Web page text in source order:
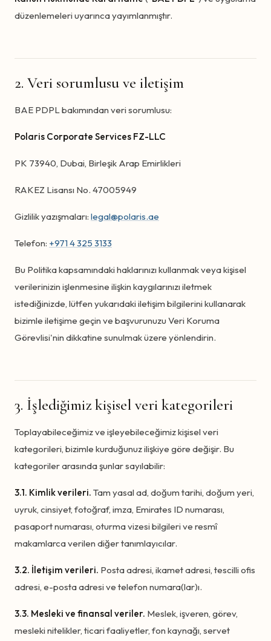
düzenlemeleri uyarınca yayımlanmıştır.
2. Veri sorumlusu ve iletişim
BAE PDPL bakımından veri sorumlusu:
Polaris Corporate Services FZ-LLC
PK 73940, Dubai, Birleşik Arap Emirlikleri
RAKEZ Lisansı No. 47005949
Gizlilik yazışmaları: legal@polaris.ae
Telefon: +971 4 325 3133
Bu Politika kapsamındaki haklarınızı kullanmak veya kişisel
verilerinizin işlenmesine ilişkin kaygılarınızı iletmek
istediğinizde, lütfen yukarıdaki iletişim bilgilerini kullanarak
bizimle iletişime geçin ve başvurunuzu Veri Koruma
Görevlisi'nin dikkatine sunulmak üzere yönlendirin.
3. İşlediğimiz kişisel veri kategorileri
Toplayabileceğimiz ve işleyebileceğimiz kişisel veri
kategorileri, bizimle kurduğunuz ilişkiye göre değişir. Bu
kategoriler arasında şunlar sayılabilir:
3.1. Kimlik verileri. Tam yasal ad, doğum tarihi, doğum yeri,
uyruk, cinsiyet, fotoğraf, imza, Emirates ID numarası,
pasaport numarası, oturma vizesi bilgileri ve resmî
makamlarca verilen diğer tanımlayıcılar.
3.2. İletişim verileri. Posta adresi, ikamet adresi, tescilli ofis
adresi, e-posta adresi ve telefon numara(lar)ı.
3.3. Mesleki ve finansal veriler. Meslek, işveren, görev,
mesleki nitelikler, ticari faaliyetler, fon kaynağı, servet